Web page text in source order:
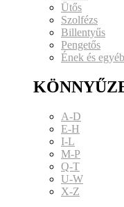
Ütős
Szolfézs
Billentyűs
Pengetős
Ének és
A-D
E-H
I-L
M-P
Q-T
U-W
X-Z